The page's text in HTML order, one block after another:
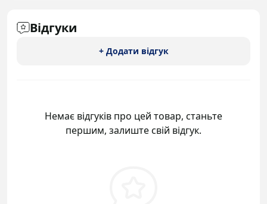
Відгуки
+ Додати відгук
Немає відгуків про цей товар, станьте
першим, залиште свій відгук.